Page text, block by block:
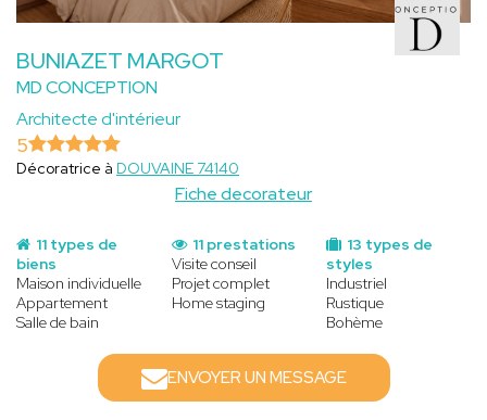
BUNIAZET MARGOT
MD CONCEPTION
Architecte d'intérieur
Fiche decorateur
5
Décoratrice à DOUVAINE 74140
11 types de
biens
Maison individuelle
Appartement
Salle de bain
13 types de
styles
Industriel
Rustique
Bohème
11 prestations
Visite conseil
Projet complet
Home staging
ENVOYER UN MESSAGE